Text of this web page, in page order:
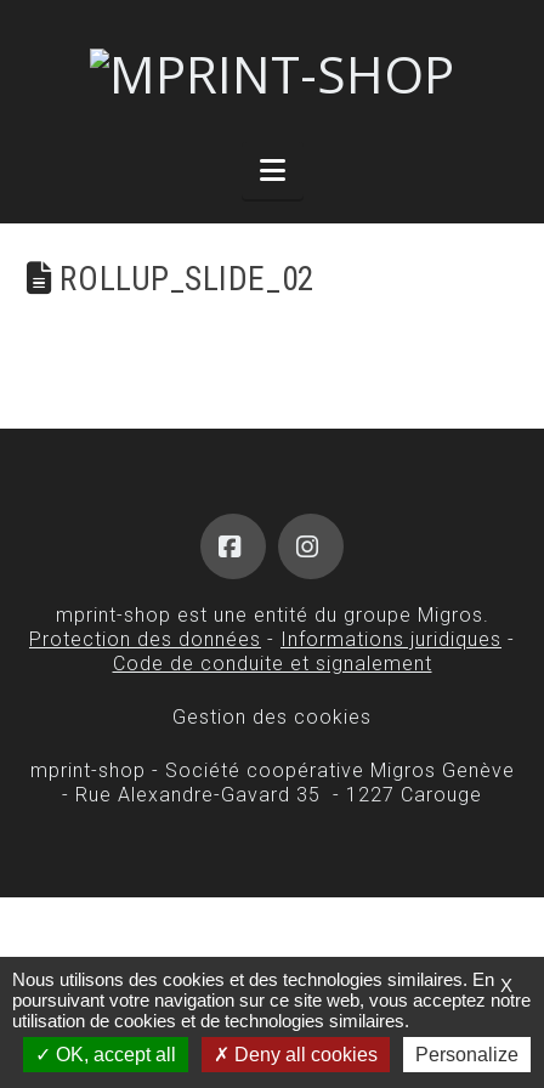
Navigation
ROLLUP_SLIDE_02
FacebookInstagram
mprint-shop est une entité du groupe Migros.
Protection des données - Informations juridiques -
Code de conduite et signalement
Gestion des cookies
mprint-shop - Société coopérative Migros Genève
- Rue Alexandre-Gavard 35 - 1227 Carouge
X
Nous utilisons des cookies et des technologies similaires. En
poursuivant votre navigation sur ce site web, vous acceptez notre
utilisation de cookies et de technologies similaires.
OK, accept all
Deny all cookies Personalize